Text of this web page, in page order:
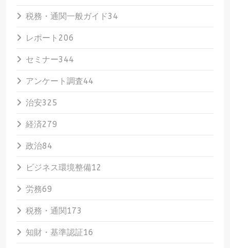
税務・通関一般ガイド34
レポート 206
セミナー344
アンケート調査44
治安325
経済279
政治84
ビジネス環境整備12
労務69
税務・通関173
知財・基準認証16